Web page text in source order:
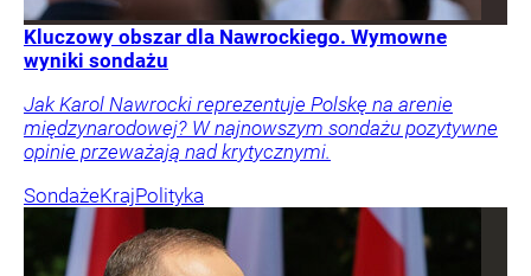
Kluczowy obszar dla Nawrockiego. Wymowne
wyniki sondażu
Jak Karol Nawrocki reprezentuje Polskę na arenie
międzynarodowej? W najnowszym sondażu pozytywne
opinie przeważają nad krytycznymi.
SondażeKrajPolityka